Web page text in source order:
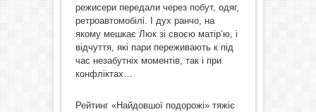
режисери передали через побут, одяг,
ретроавтомобілі. І дух ранчо, на
якому мешкає Люк зі своєю матір’ю, і
відчуття, які пари переживають к під
час незабутніх моментів, так і при
конфліктах…
Рейтинг «Найдовшої подорожі» тяжіє